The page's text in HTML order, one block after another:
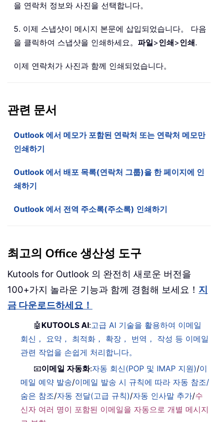
을 연락처 정보와 사진을 선택합니다。
5. 이제 스냅샷이 메시지 본문에 삽입되었습니다。 다음
을 클릭하여 스냅샷을 인쇄하세요。 파일>인쇄>인쇄.
이제 연락처가 사진과 함께 인쇄되었습니다。
관련 문서
Outlook 에서 메모가 포함된 연락처 또는 연락처 메모만
인쇄하기
Outlook 에서 배포 목록(연락처 그룹)을 한 페이지에 인
쇄하기
Outlook 에서 전역 주소록(주소록) 인쇄하기
최고의 Office 생산성 도구
Kutools for Outlook 의 완전히 새로운 버전을
100+가지 놀라운 기능과 함께 경험해 보세요！ 지
금 다운로드하세요！
🤖 KUTOOLS AI:고급 AI 기술을 활용하여 이메일
회신， 요약， 최적화， 확장， 번역， 작성 등 이메일
관련 작업을 손쉽게 처리합니다。
📧이메일 자동화:자동 회신(POP 및 IMAP 지원)/이
메일 예약 발송/이메일 발송 시 규칙에 따라 자동 참조/
숨은 참조/자동 전달(고급 규칙)/자동 인사말 추가/수
신자 여러 명이 포함된 이메일을 자동으로 개별 메시지